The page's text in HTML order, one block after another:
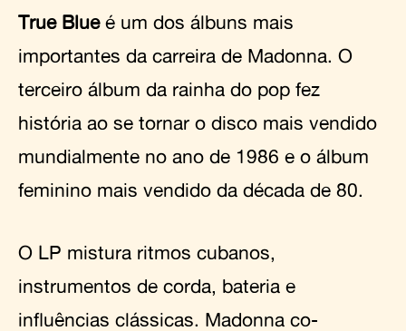
True Blueé um dos álbuns mais
importantes da carreira de Madonna. O
terceiro álbum da rainha do pop fez
história ao se tornar o disco mais vendido
mundialmente no ano de 1986 e o álbum
feminino mais vendido da década de 80.
O LP mistura ritmos cubanos,
instrumentos de corda, bateria e
influências clássicas. Madonna co-